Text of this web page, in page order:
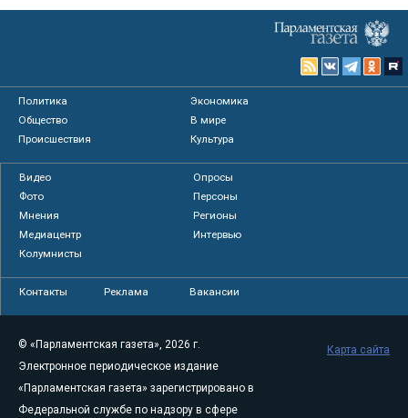
Политика
Экономика
Общество
В мире
Происшествия
Культура
Видео
Опросы
Фото
Персоны
Мнения
Регионы
Медиацентр
Интервью
Колумнисты
Контакты Реклама Вакансии
© «Парламентская газета», 2026 г.
Электронное периодическое издание
«Парламентская газета» зарегистрировано в
Федеральной службе по надзору в сфере
Карта сайта